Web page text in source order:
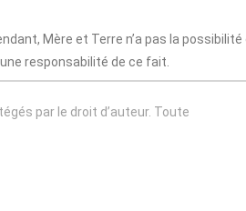
Mère et Terre n’a pas la possibilité
responsabilité de ce fait.
par le droit d’auteur. Toute